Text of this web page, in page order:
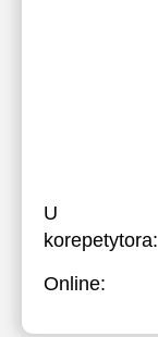
U
korepetytora:
Online: